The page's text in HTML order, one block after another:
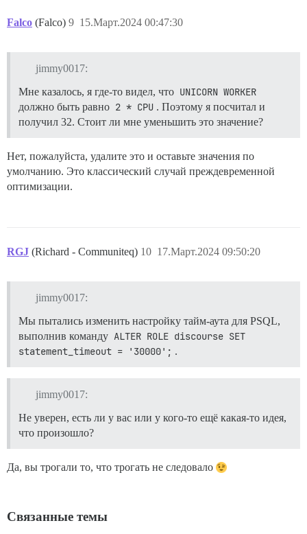
Falco (Falco) 15.Март.2024 00:47:30
9
jimmy0017:
Мне казалось, я где-то видел, что UNICORN WORKER
должно быть равно 2 * CPU . Поэтому я посчитал и
получил 32. Стоит ли мне уменьшить это значение?
Нет, пожалуйста, удалите это и оставьте значения по
умолчанию. Это классический случай преждевременной
оптимизации.
RGJ (Richard - Communiteq) 17.Март.2024 09:50:20
10
jimmy0017:
Мы пытались изменить настройку тайм-аута для PSQL,
выполнив команду ALTER ROLE discourse SET
statement_timeout = '30000'; .
jimmy0017:
Не уверен, есть ли у вас или у кого-то ещё какая-то идея,
что произошло?
Да, вы трогали то, что трогать не следовало
Связанные темы